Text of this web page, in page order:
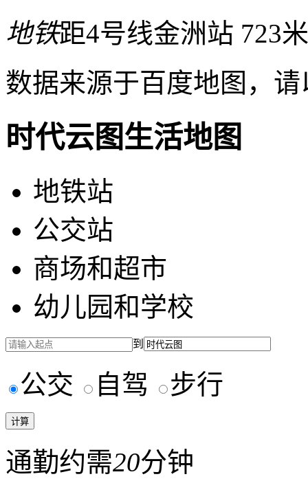
地铁距4号线金洲站 723米
数据来源于百度地图，
时代云图生活地图
地铁站
公交站
商场和超市
幼儿园和学校
到
公交 自驾 步行
通勤约需20分钟